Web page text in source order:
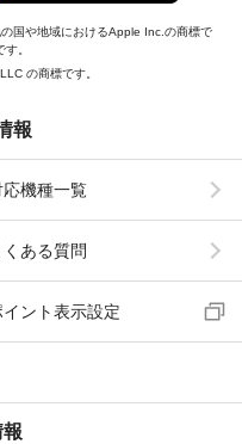
国や地域におけるApple Inc.の商標で
。
の商標です。
報
応機種一覧
くある質問
イント表示設定